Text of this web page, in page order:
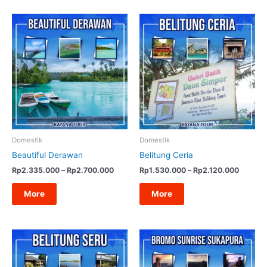
Domestik
Beautiful Derawan
Rp2.335.000 – Rp2.700.000Rentang
Rp2.700.000
More
Domestik
Belitung Ceria
Rp1.530.000 – Rp2.120.000
More